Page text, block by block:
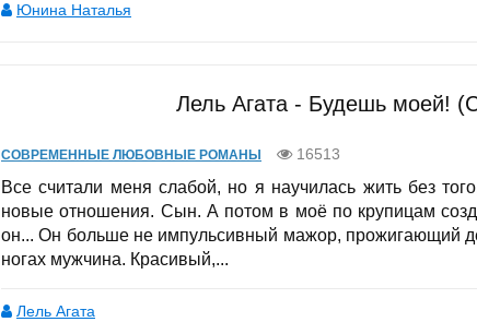
Юнина Наталья
Лель Агата - Будешь моей!
СОВРЕМЕННЫЕ ЛЮБОВНЫЕ РОМАНЫ 16513
Все считали меня слабой, но я научилась жить без
новые отношения. Сын. А потом в моё по крупицам
он... Он больше не импульсивный мажор, прожигающий
ногах мужчина. Красивый,...
Лель Агата